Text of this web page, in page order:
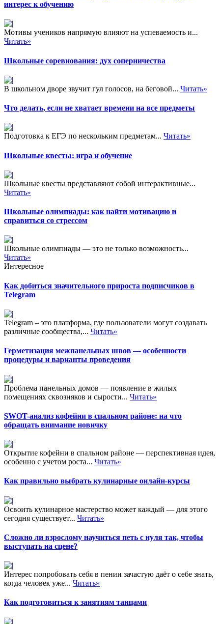
интерес к обучению
Мотивы учеников напрямую влияют на успеваемость и...
Читать»
Школьные соревнования: дух соперничества
В школьном дворе звучит гул голосов, на беговой... Читать»
Что делать, если не хватает времени на все предметы
Подготовка к ЕГЭ по нескольким предметам... Читать»
Школьные квесты: игра и обучение
Школьные квесты представляют собой интерактивные...
Читать»
Школьные олимпиады: как найти мотивацию и
справиться со стрессом
Школьные олимпиады — это не только возможность...
Читать»
Интересное
Как добиться значительного прироста подписчиков в
Telegram
Telegram – это платформа, где пользователи могут создавать
различные сообщества,... Читать»
Герметизация межпанельных швов — особенности
процедуры и варианты проведения
Проблема панельных домов — появление в жилых
помещениях сквозняков и сырости... Читать»
SWOT-анализ кофейни в спальном районе: на что
обращать внимание новичку
Открытие кофейни в спальном районе — перспективная идея,
особенно с учетом роста... Читать»
Как правильно выбрать кулинарные онлайн-курсы
Освоить кулинарное мастерство может каждый — для этого
сегодня существует... Читать»
Сложно ли взрослому научиться петь с нуля так, чтобы
выступать на сцене?
Интерес попробовать себя в пении зачастую даёт о себе знать,
когда человек уже... Читать»
Как подготовиться к занятиям танцами